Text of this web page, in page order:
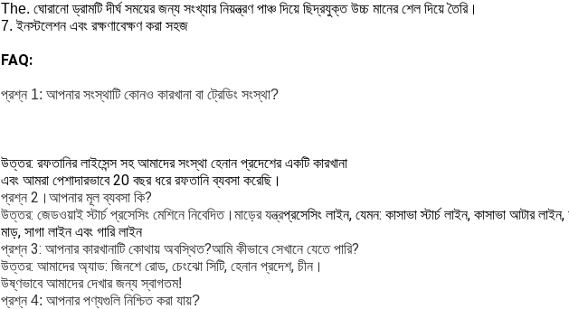
The. ঘোরানো ড্রামটি দীর্ঘ সময়ের জন্য সংখ্যার নিয়ন্ত্রণ পাঞ্চ দিয়ে ছিদ্রযুক্ত উচ্চ মানের শেল দিয়ে তৈরি।
7. ইনস্টলেশন এবং রক্ষণাবেক্ষণ করা সহজ
FAQ:
প্রশ্ন 1: আপনার সংস্থাটি কোনও কারখানা বা ট্রেডিং সংস্থা?
উত্তর: রফতানির লাইসেন্স সহ আমাদের সংস্থা হেনান প্রদেশের একটি কারখানা
এবং আমরা পেশাদারভাবে 20 বছর ধরে রফতানি ব্যবসা করেছি।
প্রশ্ন 2।আপনার মূল ব্যবসা কি?
উত্তর: জেডওয়াই স্টার্চ প্রসেসিং মেশিনে নিবেদিত।মাড়ের যন্ত্রপ্রসেসিং লাইন, যেমন: কাসাভা স্টার্চ লাইন, কাসাভা আটার
মাড়, সাগা লাইন এবং গারি লাইন
প্রশ্ন 3: আপনার কারখানাটি কোথায় অবস্থিত?আমি কীভাবে সেখানে যেতে পারি?
উত্তর: আমাদের অ্যাড: জিনশে রোড, চেংঝো সিটি, হেনান প্রদেশ, চীন।
উষ্ণভাবে আমাদের দেখার জন্য স্বাগতম!
প্রশ্ন 4: আপনার পণ্যগুলি নিশ্চিত করা যায়?